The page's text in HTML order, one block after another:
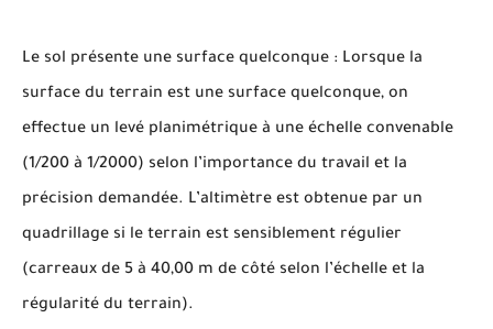
Le sol présente une surface quelconque : Lorsque la
surface du terrain est une surface quelconque, on
effectue un levé planimétrique à une échelle convenable
(1/200 à 1/2000) selon l’importance du travail et la
précision demandée. L’altimètre est obtenue par un
quadrillage si le terrain est sensiblement régulier
(carreaux de 5 à 40,00 m de côté selon l’échelle et la
régularité du terrain).